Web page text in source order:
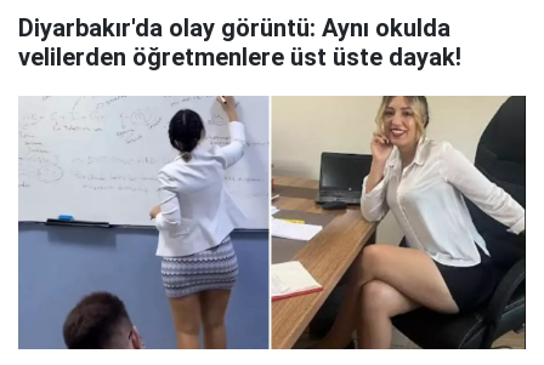
Diyarbakır'da olay görüntü: Aynı okulda
velilerden öğretmenlere üst üste dayak!